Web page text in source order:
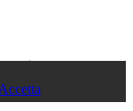
oppure registrati
Accetta